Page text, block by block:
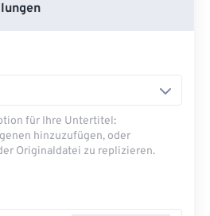
für Ihre Untertitel:
hinzuzufügen, oder
Originaldatei zu replizieren.